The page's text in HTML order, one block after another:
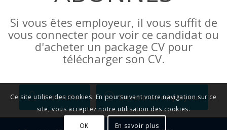
Si vous êtes employeur, il vous suffit de
vous connecter pour voir ce candidat ou
d'acheter un package CV pour
télécharger son CV.
S'identifier Devenir un employeur
Ce site utilise des cookies. En poursuivant votre navigation sur ce
site, vous acceptez notre utilisation des cookies.
OK
En savoir plus